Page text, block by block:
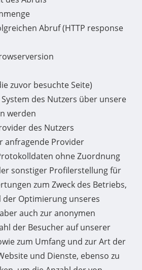
Abruf (HTTP response
zuvor besuchte Seite)
des Nutzers über unsere
werden
des Nutzers
anfragende Provider
ohne Zuordnung
sonstiger Profilerstellung für
zum Zweck des Betriebs,
der Optimierung unseres
auch zur anonymen
der Besucher auf unserer
zum Umfang und zur Art der
und Dienste, ebenso zu